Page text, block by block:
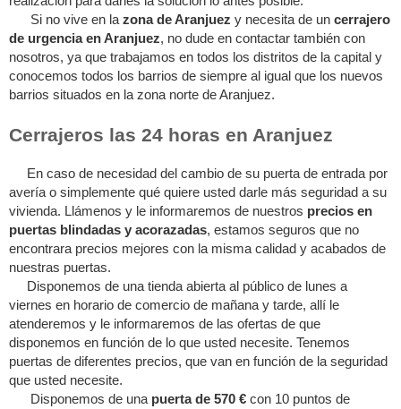
Si no vive en la zona de Aranjuez y necesita de un cerrajero
de urgencia en Aranjuez, no dude en contactar también con
nosotros, ya que trabajamos en todos los distritos de la capital y
conocemos todos los barrios de siempre al igual que los nuevos
barrios situados en la zona norte de Aranjuez.
Cerrajeros las 24 horas en Aranjuez
En caso de necesidad del cambio de su puerta de entrada por
avería o simplemente qué quiere usted darle más seguridad a su
vivienda. Llámenos y le informaremos de nuestros precios en
puertas blindadas y acorazadas, estamos seguros que no
encontrara precios mejores con la misma calidad y acabados de
nuestras puertas.
Disponemos de una tienda abierta al público de lunes a
viernes en horario de comercio de mañana y tarde, allí le
atenderemos y le informaremos de las ofertas de que
disponemos en función de lo que usted necesite. Tenemos
puertas de diferentes precios, que van en función de la seguridad
que usted necesite.
Disponemos de una puerta de 570 € con 10 puntos de